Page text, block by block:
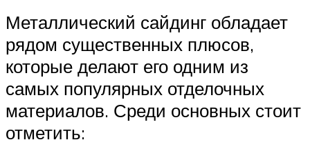
Металлический сайдинг обладает
рядом существенных плюсов,
которые делают его одним из
самых популярных отделочных
материалов. Среди основных стоит
отметить: